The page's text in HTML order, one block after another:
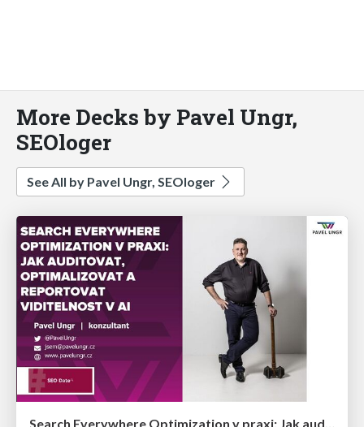
More Decks by Pavel Ungr,
SEOloger
See All by Pavel Ungr, SEOloger
Search Everywhere Optimization v praxi: Jak auditovat, optimalizovat a reportovat viditelnost v AI (SEO date 14.4.2026)